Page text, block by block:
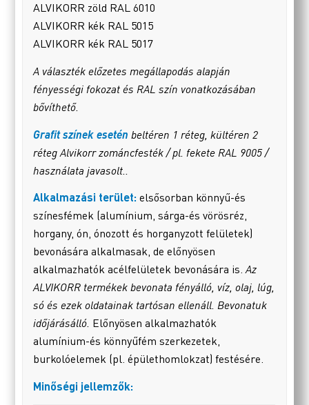
ALVIKORR zöld RAL 6010
ALVIKORR kék RAL 5015
ALVIKORR kék RAL 5017
A választék előzetes megállapodás alapján
fényességi fokozat és RAL szín vonatkozásában
bővíthető.
Grafit színek esetén beltéren 1 réteg, kültéren 2
réteg Alvikorr zománcfesték / pl. fekete RAL 9005 /
használata javasolt..
Alkalmazási terület: elsősorban könnyű-és
színesfémek (alumínium, sárga-és vörösréz,
horgany, ón, ónozott és horganyzott felületek)
bevonására alkalmasak, de előnyösen
alkalmazhatók acélfelületek bevonására is.Az
ALVIKORR termékek bevonata fényálló, víz, olaj, lúg,
só és ezek oldatainak tartósan ellenáll. Bevonatuk
időjárásálló. Előnyösen alkalmazhatók
alumínium-és könnyűfém szerkezetek,
burkolóelemek (pl. épülethomlokzat) festésére.
Minőségi jellemzők: